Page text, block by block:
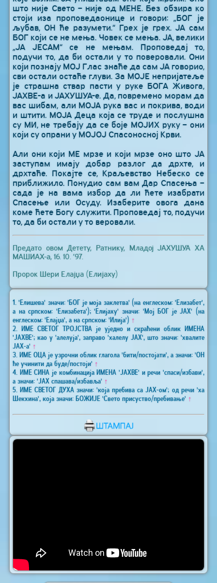
што није Свето – није од МЕНЕ. Без обзира ко
стоји иза проповедаонице и говори: „БОГ је
љубав, ОН ће разумети.“ Грех је грех. ЈА сам
БОГ који се не мења. Човек се мења. ЈА, велики
„ЈА ЈЕСАМ“ се не мењам. Проповедај то,
подучи то, да би остали у то поверовали. Они
који познају МОЈ Глас знаће да сам ЈА говорио,
сви остали остаће глуви. За МОЈЕ непријатеље
је страшна ствар пасти у руке БОГА Живога,
ЈАХВЕ-а и ЈАХУШУА-е. Да, повремено морам да
вас шибам, али МОЈА рука вас и покрива, води
и штити. МОЈА Деца која се труде и послушна
су МИ, не требају да се боје МОЈИХ руку – они
који су опрани у МОЈОЈ Спасоносној Крви.
Али они који МЕ мрзе и који мрзе оно што ЈА
заступам имају добар разлог да дрхте, и
дрхтаће. Покајте се, Краљевство Небеско се
приближило. Понудио сам вам Дар Спасења –
сада је на вама избор да ли ћете изабрати
Спасење или Осуду. Изаберите овога дана
коме ћете Богу служити. Проповедај то, подучи
то, да би остали у то веровали.
Предато овом Детету, Ратнику, Младој ЈАХУШУА ХА
МАШИАХ-а, 16. 10. ’97.
Пророк Шери Елајџа (Елијаху)
1. 'Елишева' значи: 'БОГ је моја заклетва' (на енглеском: 'Елизабет',
а на српском: 'Елизабета'); 'Елијаху' значи: 'Мој БОГ је ЈАХ' (на
енглеском: 'Елајџа', а на српском: 'Илија') ↑
2. ИМЕ СВЕТОГ ТРОЈСТВА је уједно и скраћени облик ИМЕНА
'ЈАХВЕ'; као у 'алелуја', заправо 'халелу ЈАХ', што значи: 'хвалите
ЈАХ-а' ↑
3. ИМЕ ОЦА је узрочни облик глагола 'бити/постојати', а значи: 'ОН
ће учинити да буде/постоји' ↑
4. ИМЕ СИНА је комбинација ИМЕНА 'ЈАХВЕ' и речи 'спаси/избави',
а значи: 'ЈАХ спашава/избавља' ↑
5. ИМЕ СВЕТОГ ДУХА значи: 'која пребива са ЈАХ-ом'; од речи 'ха
Шекхина', која значи: БОЖИЈЕ 'Свето присуство/пребивање' ↑